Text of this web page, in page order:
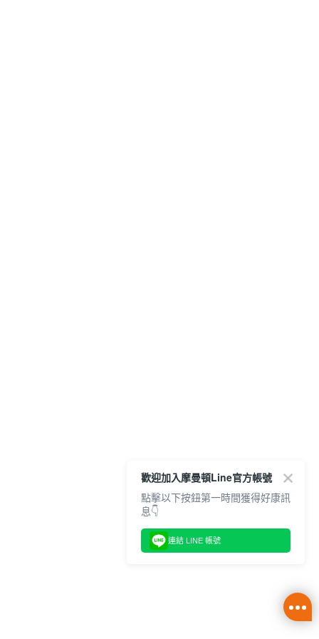
歡迎加入摩曼頓Line官方帳號
點擊以下按鈕第一時間獲得好康訊
息👇
連結 LINE 帳號